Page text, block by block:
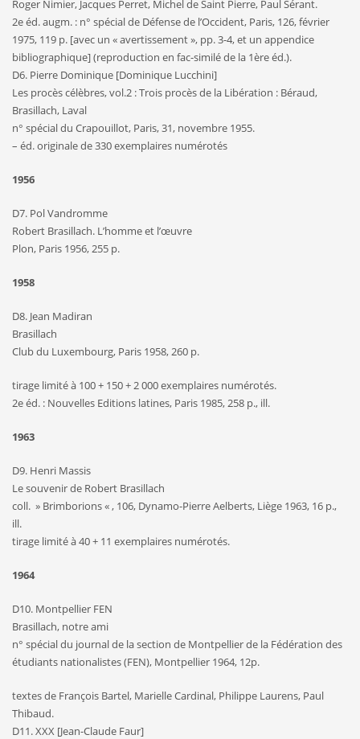
Roger Nimier, Jacques Perret, Michel de Saint Pierre, Paul Sérant.
2e éd. augm. : n° spécial de Défense de l’Occident, Paris, 126, février
1975, 119 p. [avec un « avertissement », pp. 3-4, et un appendice
bibliographique] (reproduction en fac-similé de la 1ère éd.).
D6. Pierre Dominique [Dominique Lucchini]
Les procès célèbres, vol.2 : Trois procès de la Libération : Béraud,
Brasillach, Laval
n° spécial du Crapouillot, Paris, 31, novembre 1955.
– éd. originale de 330 exemplaires numérotés
1956
D7. Pol Vandromme
Robert Brasillach. L’homme et l’œuvre
Plon, Paris 1956, 255 p.
1958
D8. Jean Madiran
Brasillach
Club du Luxembourg, Paris 1958, 260 p.
tirage limité à 100 + 150 + 2 000 exemplaires numérotés.
2e éd. : Nouvelles Editions latines, Paris 1985, 258 p., ill.
1963
D9. Henri Massis
Le souvenir de Robert Brasillach
coll. » Brimborions « , 106, Dynamo-Pierre Aelberts, Liège 1963, 16 p.,
ill.
tirage limité à 40 + 11 exemplaires numérotés.
1964
D10. Montpellier FEN
Brasillach, notre ami
n° spécial du journal de la section de Montpellier de la Fédération des
étudiants nationalistes (FEN), Montpellier 1964, 12p.
textes de François Bartel, Marielle Cardinal, Philippe Laurens, Paul
Thibaud.
D11. XXX [Jean-Claude Faur]